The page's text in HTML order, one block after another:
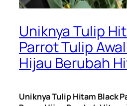
Uniknya Tulip
Parrot Tulip
Hijau Berubah
Uniknya Tulip Hitam Black